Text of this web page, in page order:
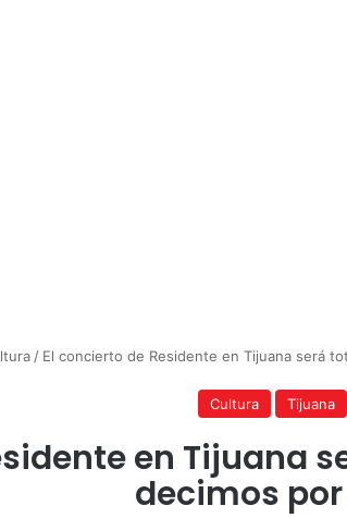
/ El concierto de Residente en Tijuana será
Cultura Tijuana
en Tijuana
decimos